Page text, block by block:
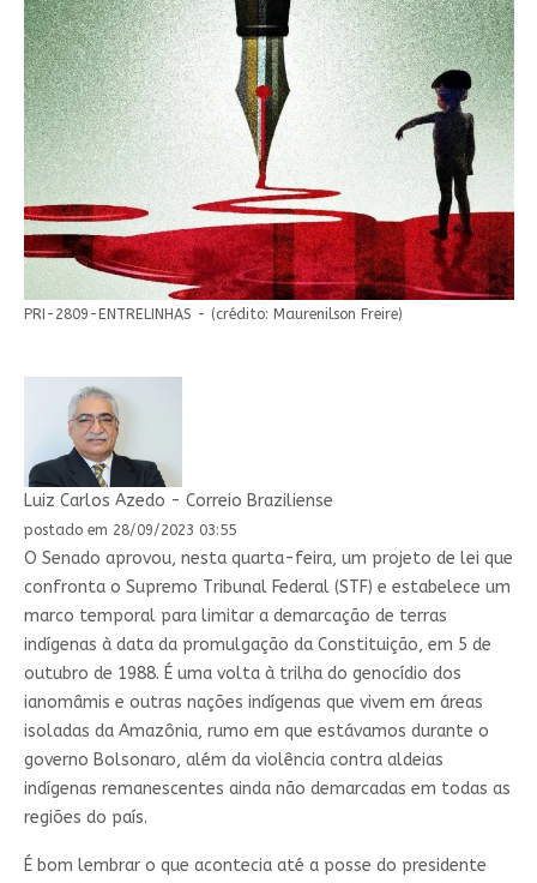
PRI-2809-ENTRELINHAS - (crédito: Maurenilson Freire)
Luiz Carlos Azedo - Correio Braziliense
postado em 28/09/2023 03:55
O Senado aprovou, nesta quarta-feira, um projeto de lei que
confronta o Supremo Tribunal Federal (STF) e estabelece um
marco temporal para limitar a demarcação de terras
indígenas à data da promulgação da Constituição, em 5 de
outubro de 1988. É uma volta à trilha do genocídio dos
ianomâmis e outras nações indígenas que vivem em áreas
isoladas da Amazônia, rumo em que estávamos durante o
governo Bolsonaro, além da violência contra aldeias
indígenas remanescentes ainda não demarcadas em todas as
regiões do país.
É bom lembrar o que acontecia até a posse do presidente